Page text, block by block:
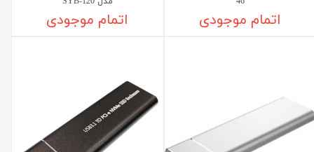
اتمام موجودی اتمام موجودی